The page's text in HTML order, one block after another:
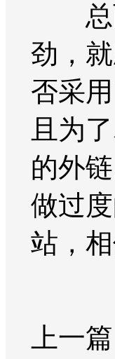
总而
劲，
否采
且为
的外
做过
站，
上一篇